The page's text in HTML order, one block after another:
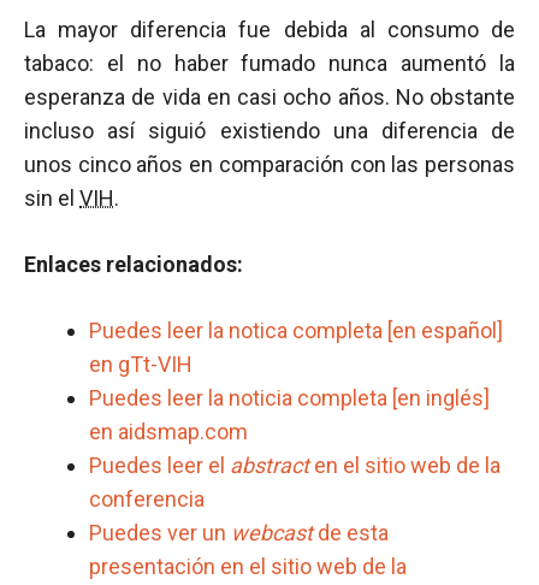
La mayor diferencia fue debida al consumo de
tabaco: el no haber fumado nunca aumentó la
esperanza de vida en casi ocho años. No obstante
incluso así siguió existiendo una diferencia de
unos cinco años en comparación con las personas
sin el VIH.
Enlaces relacionados:
Puedes leer la notica completa [en español]
en gTt-VIH
Puedes leer la noticia completa [en inglés]
en aidsmap.com
Puedes leer el abstracten el sitio web de la
conferencia
Puedes ver un webcastde esta
presentación en el sitio web de la